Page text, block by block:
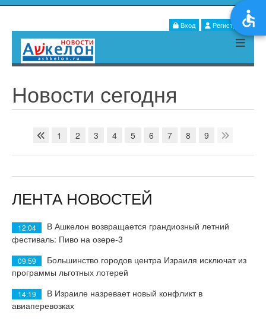
Вход Регистрация
Новости сегодня
1 2 3 4 5 6 7 8 9
ЛЕНТА НОВОСТЕЙ
12:04
В Ашкелон возвращается грандиозный летний
фестиваль: Пиво на озере-3
09:59
Большинство городов центра Израиля исключат из
программы льготных лотерей
14:19
В Израиле назревает новый конфликт в
авиаперевозках